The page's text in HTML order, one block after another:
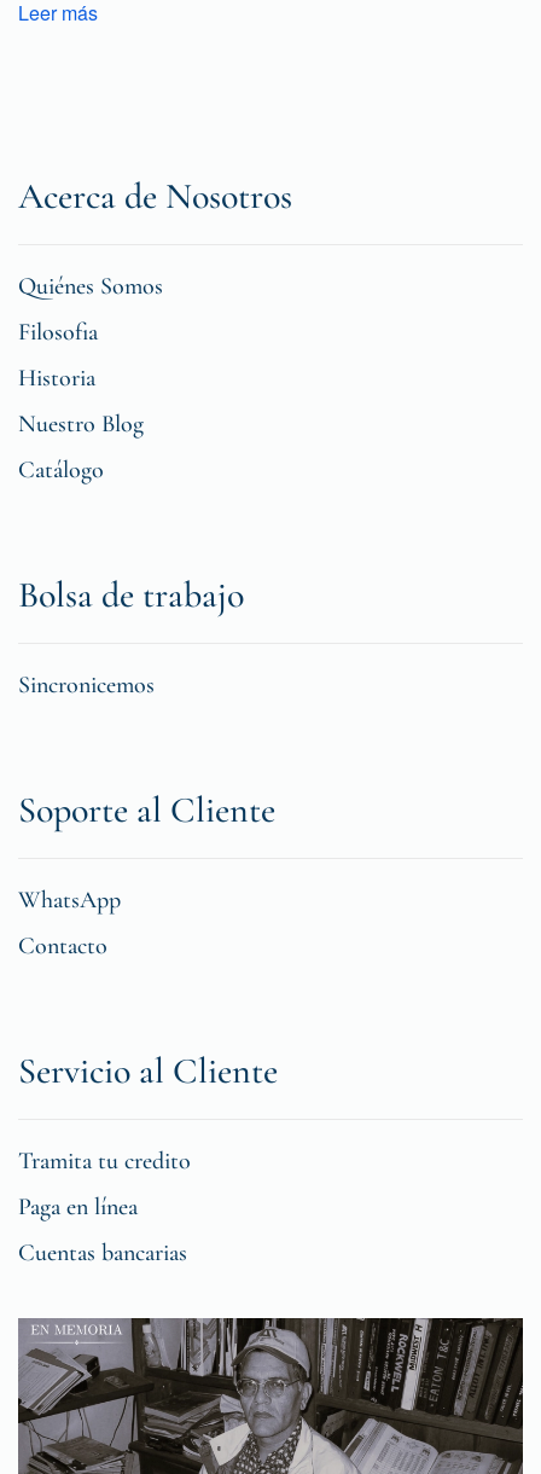
Leer más
Acerca de Nosotros
Quiénes Somos
Filosofia
Historia
Nuestro Blog
Catálogo
Bolsa de trabajo
Sincronicemos
Soporte al Cliente
WhatsApp
Contacto
Servicio al Cliente
Tramita tu credito
Paga en línea
Cuentas bancarias